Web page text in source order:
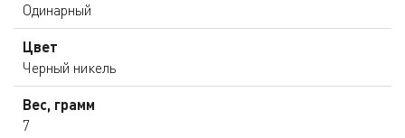
Одинарный
Цвет
Черный никель
Вес, грамм
7